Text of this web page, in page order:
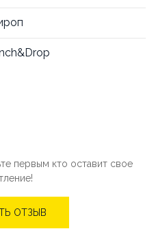
первым кто оставит свое
ОТЗЫВ